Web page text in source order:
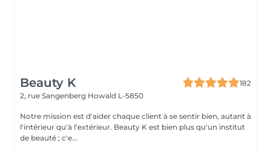
Beauty K
182
2, rue Sangenberg Howald L-5850
Notre mission est d'aider chaque client à se sentir bien, autant à
l'intérieur qu'à l'extérieur. Beauty K est bien plus qu'un institut
de beauté ; c'e...